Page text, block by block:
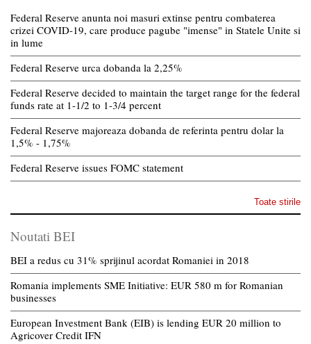
Federal Reserve anunta noi masuri extinse pentru combaterea
crizei COVID-19, care produce pagube "imense" in Statele Unite si
in lume
Federal Reserve urca dobanda la 2,25%
Federal Reserve decided to maintain the target range for the federal
funds rate at 1-1/2 to 1-3/4 percent
Federal Reserve majoreaza dobanda de referinta pentru dolar la
1,5% - 1,75%
Federal Reserve issues FOMC statement
Toate stirile
Noutati BEI
BEI a redus cu 31% sprijinul acordat Romaniei in 2018
Romania implements SME Initiative: EUR 580 m for Romanian
businesses
European Investment Bank (EIB) is lending EUR 20 million to
Agricover Credit IFN